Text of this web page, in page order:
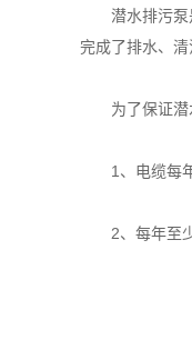
潜水排污泵是
完成了排水、
为了保证潜水
1、电缆每年
2、每年至少